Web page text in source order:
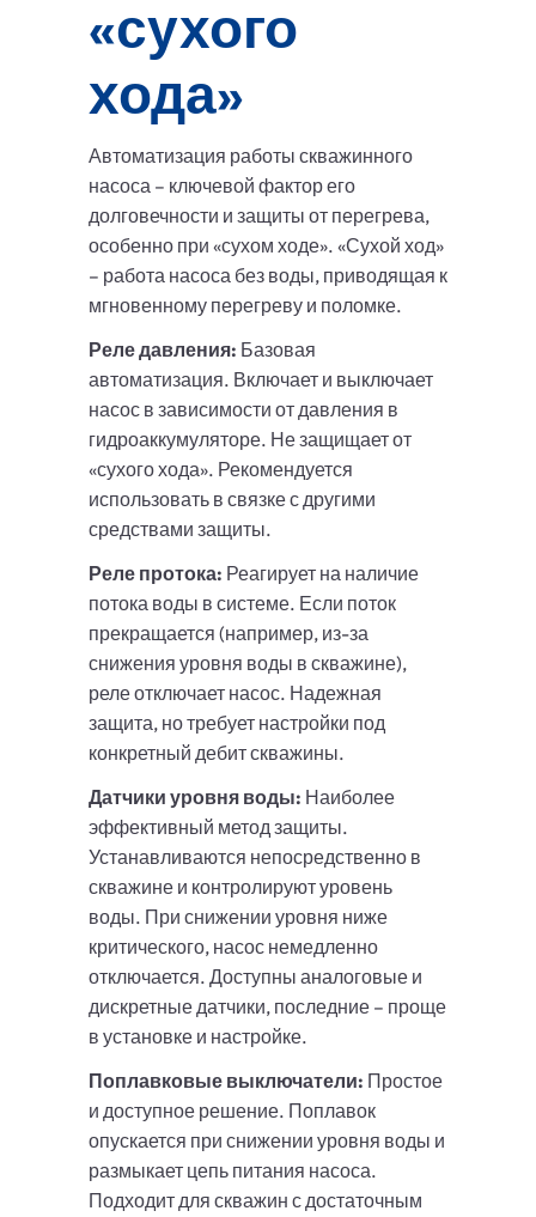
«сухого
хода»
Автоматизация работы скважинного
насоса – ключевой фактор его
долговечности и защиты от перегрева,
особенно при «сухом ходе». «Сухой ход»
– работа насоса без воды, приводящая к
мгновенному перегреву и поломке.
Реле давления: Базовая
автоматизация. Включает и выключает
насос в зависимости от давления в
гидроаккумуляторе. Не защищает от
«сухого хода». Рекомендуется
использовать в связке с другими
средствами защиты.
Реле протока: Реагирует на наличие
потока воды в системе. Если поток
прекращается (например, из-за
снижения уровня воды в скважине),
реле отключает насос. Надежная
защита, но требует настройки под
конкретный дебит скважины.
Датчики уровня воды: Наиболее
эффективный метод защиты.
Устанавливаются непосредственно в
скважине и контролируют уровень
воды. При снижении уровня ниже
критического, насос немедленно
отключается. Доступны аналоговые и
дискретные датчики, последние – проще
в установке и настройке.
Поплавковые выключатели: Простое
и доступное решение. Поплавок
опускается при снижении уровня воды и
размыкает цепь питания насоса.
Подходит для скважин с достаточным